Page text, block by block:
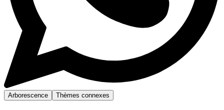
Arborescence Thèmes connexes